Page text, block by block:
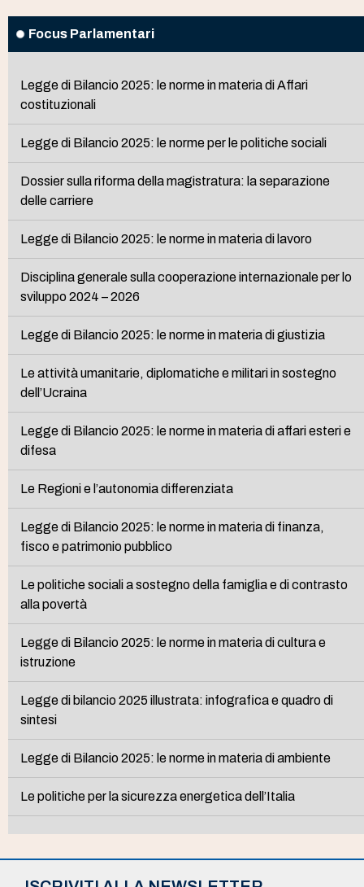
Focus Parlamentari
Legge di Bilancio 2025: le norme in materia di Affari
costituzionali
Legge di Bilancio 2025: le norme per le politiche sociali
Dossier sulla riforma della magistratura: la separazione
delle carriere
Legge di Bilancio 2025: le norme in materia di lavoro
Disciplina generale sulla cooperazione internazionale per lo
sviluppo 2024 – 2026
Legge di Bilancio 2025: le norme in materia di giustizia
Le attività umanitarie, diplomatiche e militari in sostegno
dell’Ucraina
Legge di Bilancio 2025: le norme in materia di affari esteri e
difesa
Le Regioni e l’autonomia differenziata
Legge di Bilancio 2025: le norme in materia di finanza,
fisco e patrimonio pubblico
Le politiche sociali a sostegno della famiglia e di contrasto
alla povertà
Legge di Bilancio 2025: le norme in materia di cultura e
istruzione
Legge di bilancio 2025 illustrata: infografica e quadro di
sintesi
Legge di Bilancio 2025: le norme in materia di ambiente
Le politiche per la sicurezza energetica dell’Italia